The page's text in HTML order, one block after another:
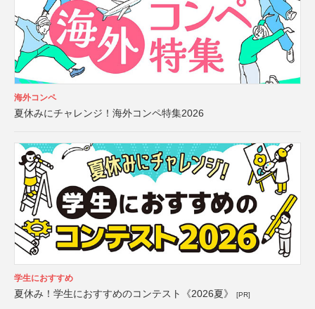
海外コンペ
夏休みにチャレンジ！海外コンペ特集2026
学生におすすめ
夏休み！学生におすすめのコンテスト《2026夏》 [PR]